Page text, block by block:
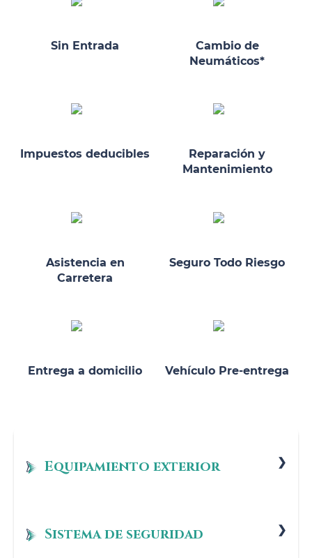
Sin Entrada
Cambio de
Neumáticos*
Impuestos deducibles
Reparación y
Mantenimiento
Asistencia en
Carretera
Seguro Todo Riesgo
Entrega a domicilio Vehículo Pre-entrega
Equipamiento exterior
Paquete de retrovisores interior y exteriores
Sistema de seguridad